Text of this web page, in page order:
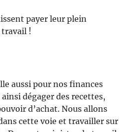
payer leur plein
travail !
aussi pour nos finances
dégager des recettes,
d’achat. Nous allons
cette voie et travailler sur